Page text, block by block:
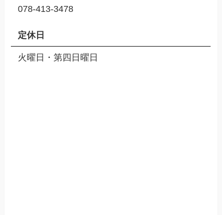
078-413-3478
定休日
火曜日・第四日曜日